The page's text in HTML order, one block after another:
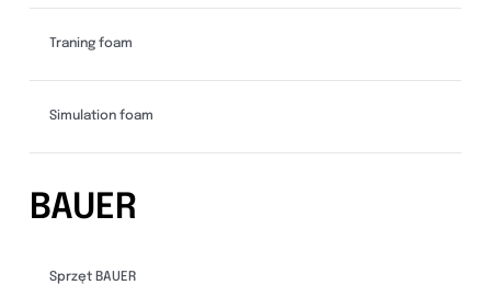
Traning foam
Simulation foam
BAUER
Sprzęt BAUER